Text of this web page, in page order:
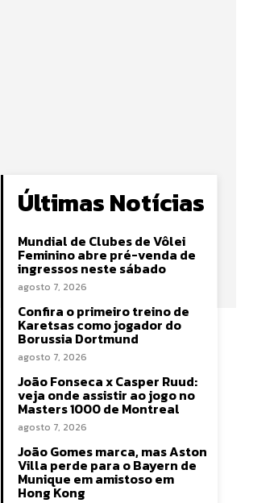
Últimas Notícias
Mundial de Clubes de Vôlei
Feminino abre pré-venda de
ingressos neste sábado
agosto 7, 2026
Confira o primeiro treino de
Karetsas como jogador do
Borussia Dortmund
agosto 7, 2026
João Fonseca x Casper Ruud:
veja onde assistir ao jogo no
Masters 1000 de Montreal
agosto 7, 2026
João Gomes marca, mas Aston
Villa perde para o Bayern de
Munique em amistoso em
Hong Kong